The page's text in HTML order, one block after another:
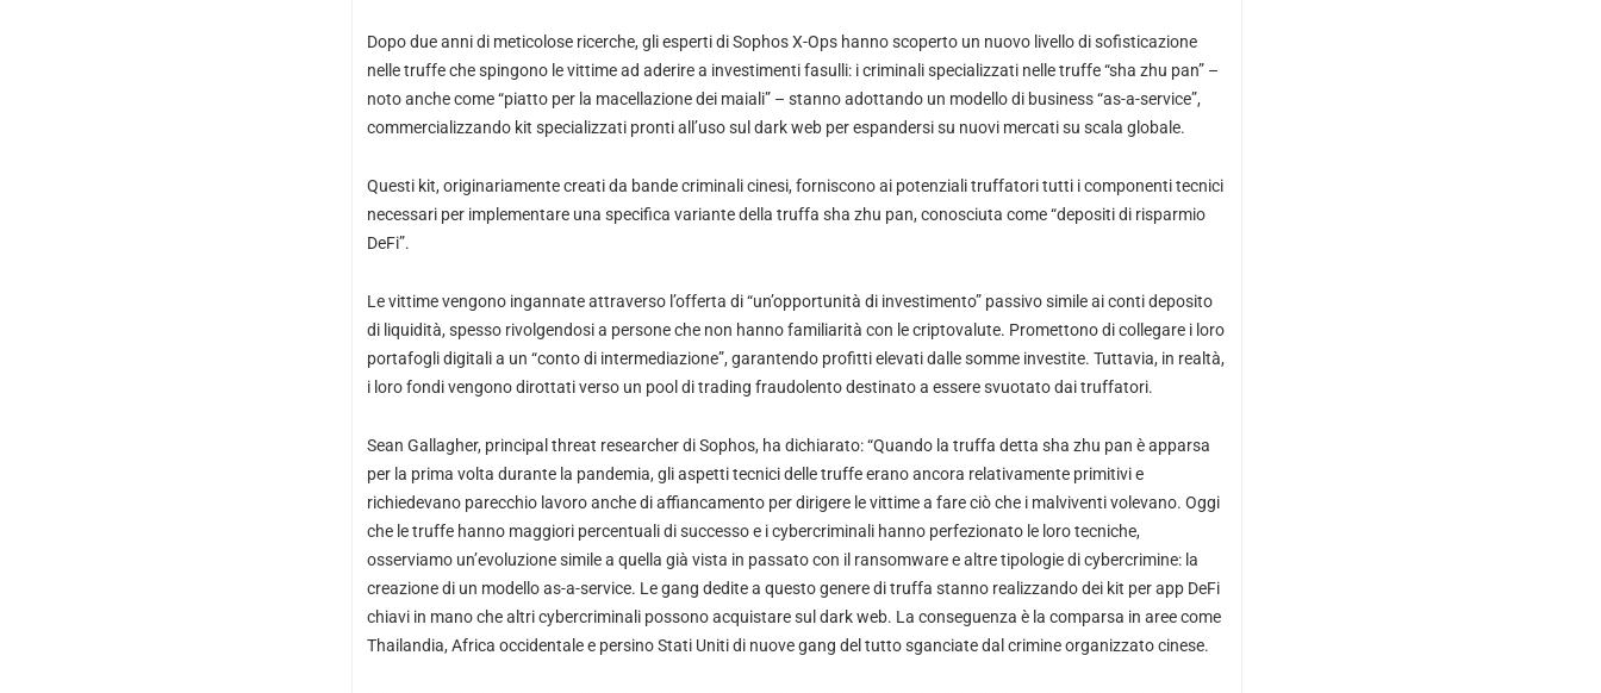
Dopo due anni di meticolose ricerche, gli esperti di Sophos X-Ops hanno scoperto un nuovo livello di sofisticazione
nelle truffe che spingono le vittime ad aderire a investimenti fasulli: i criminali specializzati nelle truffe “sha zhu pan” –
noto anche come “piatto per la macellazione dei maiali” – stanno adottando un modello di business “as-a-service”,
commercializzando kit specializzati pronti all’uso sul dark web per espandersi su nuovi mercati su scala globale.
Questi kit, originariamente creati da bande criminali cinesi, forniscono ai potenziali truffatori tutti i componenti tecnici
necessari per implementare una specifica variante della truffa sha zhu pan, conosciuta come “depositi di risparmio
DeFi”.
Le vittime vengono ingannate attraverso l’offerta di “un’opportunità di investimento” passivo simile ai conti deposito
di liquidità, spesso rivolgendosi a persone che non hanno familiarità con le criptovalute. Promettono di collegare i loro
portafogli digitali a un “conto di intermediazione”, garantendo profitti elevati dalle somme investite. Tuttavia, in realtà,
i loro fondi vengono dirottati verso un pool di trading fraudolento destinato a essere svuotato dai truffatori.
Sean Gallagher, principal threat researcher di Sophos, ha dichiarato: “Quando la truffa detta sha zhu pan è apparsa
per la prima volta durante la pandemia, gli aspetti tecnici delle truffe erano ancora relativamente primitivi e
richiedevano parecchio lavoro anche di affiancamento per dirigere le vittime a fare ciò che i malviventi volevano. Oggi
che le truffe hanno maggiori percentuali di successo e i cybercriminali hanno perfezionato le loro tecniche,
osserviamo un’evoluzione simile a quella già vista in passato con il ransomware e altre tipologie di cybercrimine: la
creazione di un modello as-a-service. Le gang dedite a questo genere di truffa stanno realizzando dei kit per app DeFi
chiavi in mano che altri cybercriminali possono acquistare sul dark web. La conseguenza è la comparsa in aree come
Thailandia, Africa occidentale e persino Stati Uniti di nuove gang del tutto sganciate dal crimine organizzato cinese.